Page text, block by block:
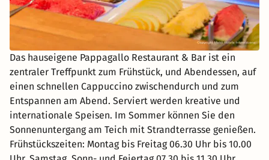
Das hauseigene Pappagallo Restaurant & Bar ist ein
zentraler Treffpunkt zum Frühstück, und Abendessen, auf
einen schnellen Cappuccino zwischendurch und zum
Entspannen am Abend. Serviert werden kreative und
internationale Speisen. Im Sommer können Sie den
Sonnenuntergang am Teich mit Strandterrasse genießen.
Frühstückszeiten: Montag bis Freitag 06.30 Uhr bis 10.00